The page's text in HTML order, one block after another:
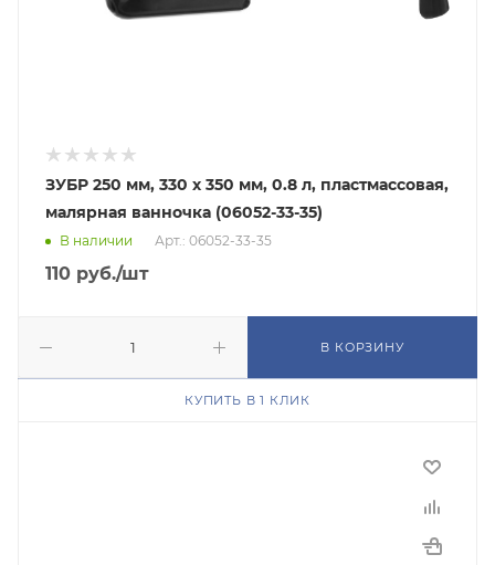
ЗУБР 250 мм, 330 х 350 мм, 0.8 л, пластмассовая,
малярная ванночка (06052-33-35)
В наличии Арт.: 06052-33-35
110 руб./шт
В КОРЗИНУ
КУПИТЬ В 1 КЛИК